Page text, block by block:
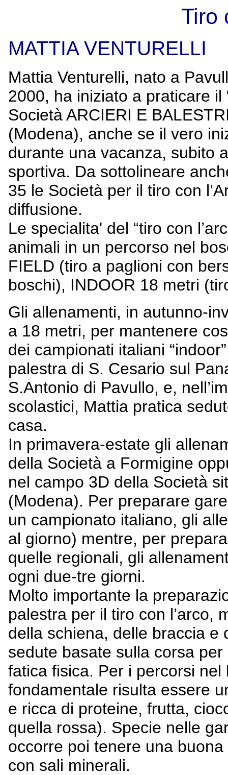
Tiro
MATTIA VENTURELLI
Mattia Venturelli, nato a
2000, ha iniziato a praticare il
Società ARCIERI E
(Modena), anche se il vero
durante una vacanza, subito
sportiva. Da sottolineare
35 le Società per il tiro con
diffusione.
Le specialita' del “tiro con
animali in un percorso nel
FIELD (tiro a paglioni con
boschi), INDOOR 18 metri
Gli allenamenti, in autunno-
a 18 metri, per mantenere
dei campionati italiani
palestra di S. Cesario sul
S.Antonio di Pavullo, e,
scolastici, Mattia pratica
casa.
In primavera-estate gli
della Società a Formigine
nel campo 3D della Società
(Modena). Per preparare
un campionato italiano, gli
al giorno) mentre, per
quelle regionali, gli
ogni due-tre giorni.
Molto importante la
palestra per il tiro con l’arco,
della schiena, delle braccia e
sedute basate sulla corsa
fatica fisica. Per i percorsi nel
fondamentale risulta essere
e ricca di proteine, frutta,
quella rossa). Specie nelle
occorre poi tenere una
con sali minerali.